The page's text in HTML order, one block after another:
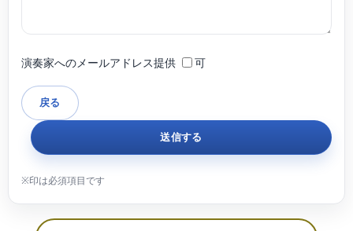
演奏家へのメールアドレス提供 可